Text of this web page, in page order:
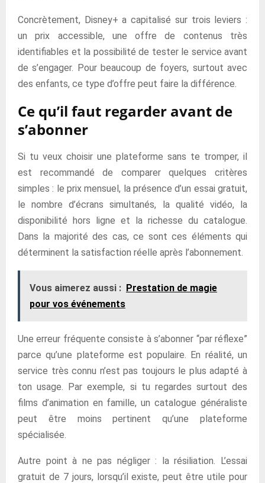
Concrètement, Disney+ a capitalisé sur trois leviers :
un prix accessible, une offre de contenus très
identifiables et la possibilité de tester le service avant
de s’engager. Pour beaucoup de foyers, surtout avec
des enfants, ce type d’offre peut faire la différence.
Ce qu’il faut regarder avant de
s’abonner
Si tu veux choisir une plateforme sans te tromper, il
est recommandé de comparer quelques critères
simples : le prix mensuel, la présence d’un essai gratuit,
le nombre d’écrans simultanés, la qualité vidéo, la
disponibilité hors ligne et la richesse du catalogue.
Dans la majorité des cas, ce sont ces éléments qui
déterminent la satisfaction réelle après l’abonnement.
Vous aimerez aussi : Prestation de magie
pour vos événements
Une erreur fréquente consiste à s’abonner “par réflexe”
parce qu’une plateforme est populaire. En réalité, un
service très connu n’est pas toujours le plus adapté à
ton usage. Par exemple, si tu regardes surtout des
films d’animation en famille, un catalogue généraliste
peut être moins pertinent qu’une plateforme
spécialisée.
Autre point à ne pas négliger : la résiliation. L’essai
gratuit de 7 jours, lorsqu’il existe, peut être utile pour